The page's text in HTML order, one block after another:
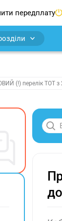
передплату
(!) перелік ТОТ з